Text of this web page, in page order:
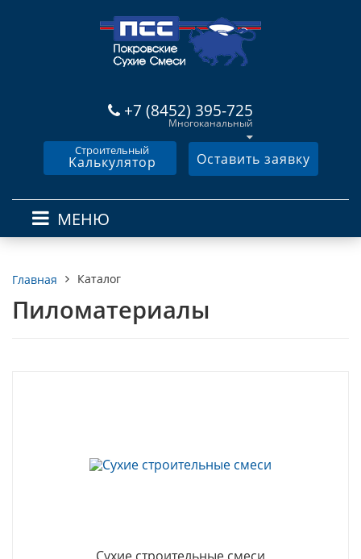
+7 (8452) 395-725
Многоканальный
Оставить заявку
Kалькулятор
Строительный
МЕНЮ
Главная Каталог
Пиломатериалы